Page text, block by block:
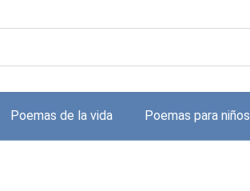
Poemas de la vida Poemas para niños